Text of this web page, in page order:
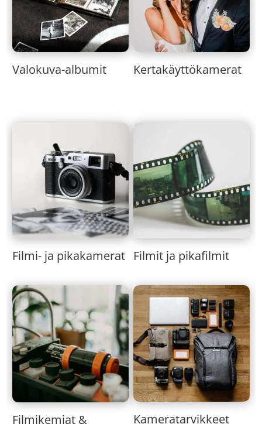
Valokuva-albumit Kertakäyttökamerat
Filmi- ja pikakamerat Filmit ja pikafilmit
Filmikemiat & Kameratarvikkeet